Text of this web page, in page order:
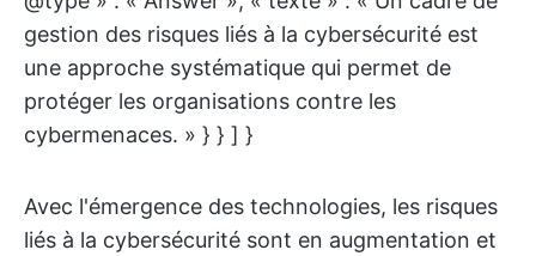
gestion des risques liés à la cybersécurité est
une approche systématique qui permet de
protéger les organisations contre les
cybermenaces. » } } ] }
Avec l'émergence des technologies, les risques
liés à la cybersécurité sont en augmentation et